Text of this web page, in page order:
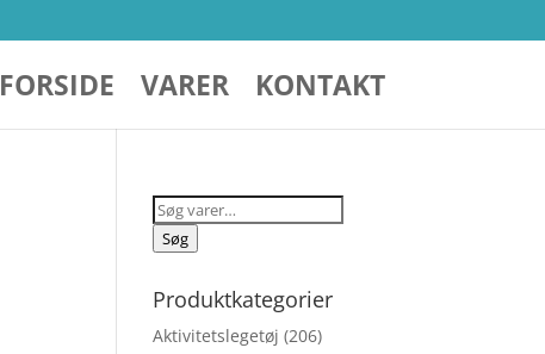
FORSIDE VARER KONTAKT
Søg
efter:
Søg
Produktkategorier
Aktivitetslegetøj (206)